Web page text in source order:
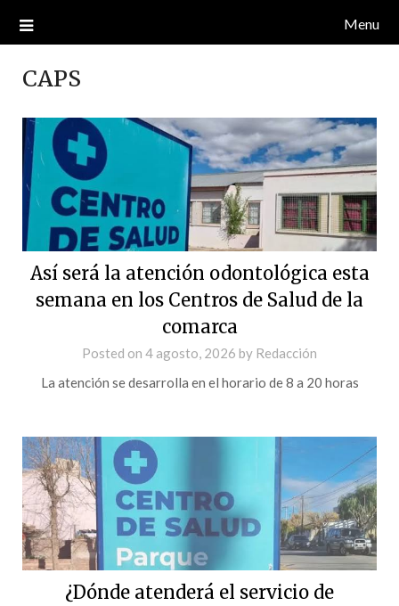
Menu
CAPS
Así será la atención odontológica esta
semana en los Centros de Salud de la
comarca
Posted on 4 agosto, 2026 by Redacción
La atención se desarrolla en el horario de 8 a 20 horas
¿Dónde atenderá el servicio de